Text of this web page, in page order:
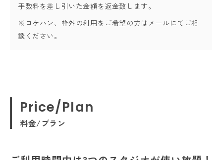
手数料を差し引いた金額を返金致します。
※ロケハン、枠外の利用をご希望の方はメールにてご相
談ください。
Price/Plan
料金/プラン